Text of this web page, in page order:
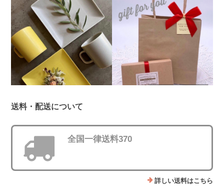
送料・配送について
全国一律送料370
詳しい送料はこちら